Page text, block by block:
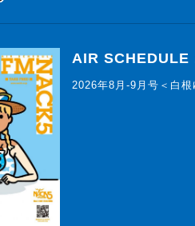
AIR SCHEDULE
2026年8月-9月号＜白根